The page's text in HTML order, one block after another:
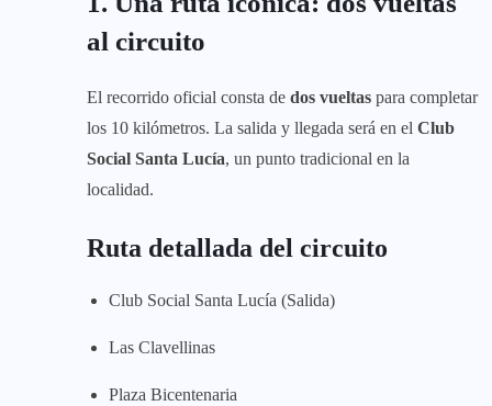
al circuito
El recorrido oficial consta de dos vueltas para completar
los 10 kilómetros. La salida y llegada será en el Club
Social Santa Lucía, un punto tradicional en la
localidad.
Ruta detallada del circuito
Club Social Santa Lucía (Salida)
Las Clavellinas
Plaza Bicentenaria